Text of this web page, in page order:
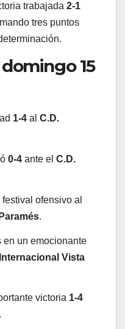
trabajada 2-1
tres puntos
15
1-4 al C.D.
0-4 ante el C.D.
ofensivo al
.
en un emocionante
Vista
victoria 1-4
.